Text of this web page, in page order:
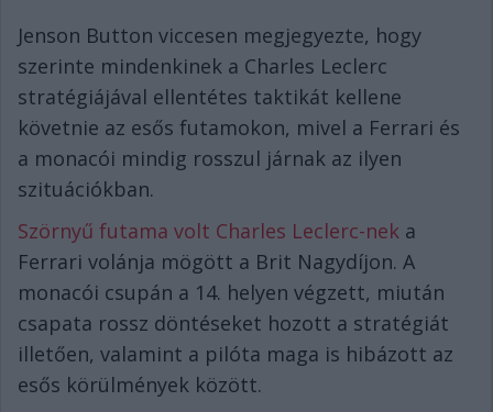
Jenson Button viccesen megjegyezte, hogy
szerinte mindenkinek a Charles Leclerc
stratégiájával ellentétes taktikát kellene
követnie az esős futamokon, mivel a Ferrari és
a monacói mindig rosszul járnak az ilyen
szituációkban.
Szörnyű futama volt Charles Leclerc-nek a
Ferrari volánja mögött a Brit Nagydíjon. A
monacói csupán a 14. helyen végzett, miután
csapata rossz döntéseket hozott a stratégiát
illetően, valamint a pilóta maga is hibázott az
esős körülmények között.